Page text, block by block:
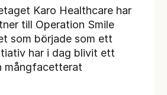
Karo Healthcare har
till Operation Smile
som började som ett
har i dag blivit ett
mångfacetterat